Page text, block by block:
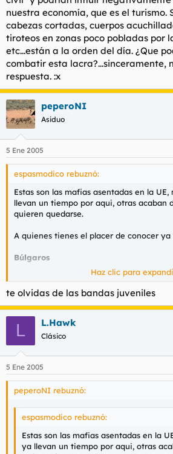
nuestra economía, que es el turismo.
cabezas cortadas, cuerpos
tiroteos en zonas poco pobladas por
etc...están a la orden del día. ¿Que
combatir esta lacra?...sinceramente,
respuesta. :x
peperoNI
Asiduo
5 Ene 2005
espasmodico rebuznó:
Estas son las mafias asentadas en la
llevan un tiempo por aqui, otras acaban
quieren quedarse.
A quienes tienes el placer de conocer ya
Búlgaros
Conocidos por su habilidad para
documentos que utilizan los inmigrantes
en el tráfico ilícito de vehículos y están
en el comercio de seres humanos con
sexual. Estas bandas y las rumanas –
prostitución – suponen uno de los
Albaneses
Sus actividades delictivas están
de la violencia; han pasado de ser
países, pero siguen actuando como
bandas colombianas de cocaína.
de seres humanos se les considera una
Haz clic para
te olvidas de las bandas juveniles
L L.Hawk
Clásico
5 Ene 2005
peperoNI rebuznó:
espasmodico rebuznó:
Estas son las mafias asentadas en la
ya llevan un tiempo por aqui, otras